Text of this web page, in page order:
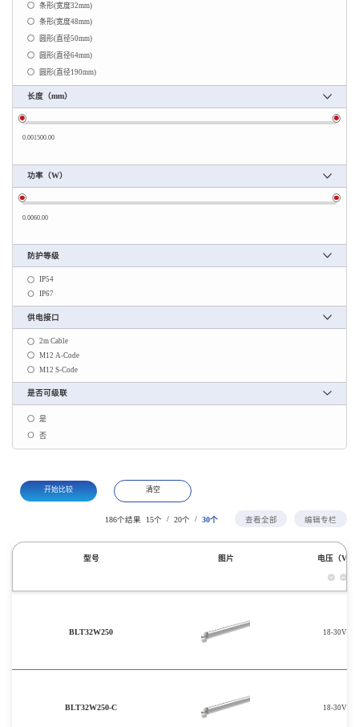
条形(宽度32mm)
条形(宽度48mm)
圆形(直径50mm)
圆形(直径64mm)
圆形(直径190mm)
长度（mm）
0.001500.00
功率（W）
0.0060.00
防护等级
IP54
IP67
供电接口
2m Cable
M12 A-Code
M12 S-Code
是否可级联
是
否
开始比较 清空
186个结果 15个 / 20个 / 30个 查看全部 编辑专栏
型号 图片 电压（V）
BLT32W250 18-30V
BLT32W250-C 18-30V